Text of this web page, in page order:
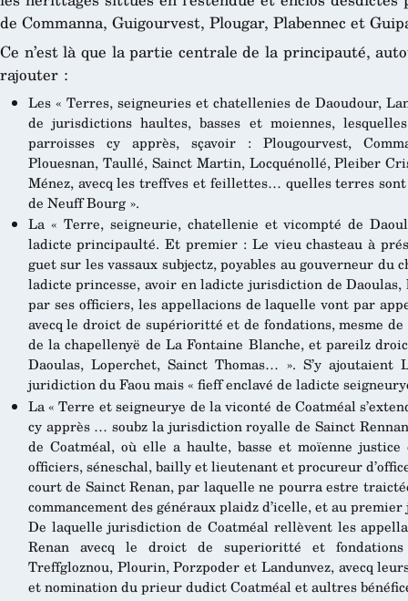
de Commanna, Guigourvest, Plougar, Plabennec et
Ce n’est là que la partie centrale de la principauté,
rajouter :
Les « Terres, seigneuries et chatellenies de Daoudour,
de jurisdictions haultes, basses et moiennes,
parroisses cy apprès, sçavoir : Plougourvest,
Plouesnan, Taullé, Sainct Martin, Locquénollé, Pleiber
Ménez, avecq les treffves et feillettes… quelles terres
de Neuff Bourg ».
La « Terre, seigneurie, chatellenie et vicompté de
ladicte principaulté. Et premier : Le vieu chasteau à
guet sur les vassaux subjectz, poyables au gouverneur du
ladicte princesse, avoir en ladicte jurisdiction de Daoulas,
par ses officiers, les appellacions de laquelle vont par
avecq le droict de supérioritté et de fondations, mesme de
de la chapellenyë de La Fontaine Blanche, et pareilz
Daoulas, Loperchet, Sainct Thomas… ». S’y
juridiction du Faou mais « fieff enclavé de ladicte
La « Terre et seigneurye de la viconté de Coatméal
cy apprès … soubz la jurisdiction royalle de Sainct
de Coatméal, où elle a haulte, basse et moïenne
officiers, séneschal, bailly et lieutenant et procureur
court de Sainct Renan, par laquelle ne pourra estre
commancement des généraux plaidz d’icelle, et au
De laquelle jurisdiction de Coatméal rellèvent les
Renan avecq le droict de superioritté et
Treffgloznou, Plourin, Porzpoder et Landunvez, avecq
et nomination du prieur dudict Coatméal et aultres